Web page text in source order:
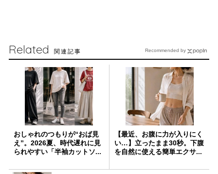
Related 関連記事
おしゃれのつもりが“おば見
え”。2026夏、時代遅れに見
られやすい「半袖カットソ...
【最近、お腹に力が入りにく
い…】立ったまま30秒。下腹
を自然に使える簡単エクサ...
Recommended by